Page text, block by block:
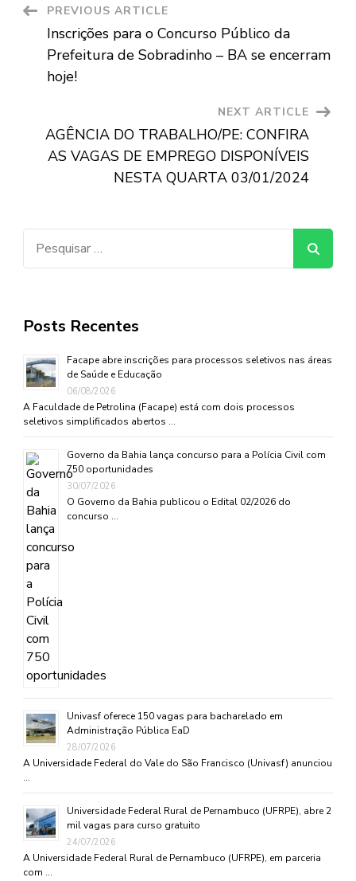
Post
Navigation
PREVIOUS ARTICLE
Inscrições para o Concurso Público da
Prefeitura de Sobradinho – BA se encerram
hoje!
NEXT ARTICLE
AGÊNCIA DO TRABALHO/PE: CONFIRA
AS VAGAS DE EMPREGO DISPONÍVEIS
NESTA QUARTA 03/01/2024
Posts Recentes
Facape abre inscrições para processos seletivos nas áreas
de Saúde e Educação
06/08/2026
A Faculdade de Petrolina (Facape) está com dois processos
seletivos simplificados abertos …
Governo da Bahia lança concurso para a Polícia Civil com
750 oportunidades
30/07/2026
O Governo da Bahia publicou o Edital 02/2026 do
concurso …
Univasf oferece 150 vagas para bacharelado em
Administração Pública EaD
28/07/2026
A Universidade Federal do Vale do São Francisco (Univasf) anunciou
…
Universidade Federal Rural de Pernambuco (UFRPE), abre 2
mil vagas para curso gratuito
24/07/2026
A Universidade Federal Rural de Pernambuco (UFRPE), em parceria
com …